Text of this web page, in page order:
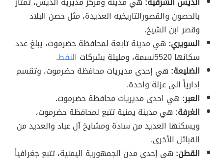
بالحصون والقصورالتاريخيه العديدة، مثل حصن البلاد
وقصر ابن الشيخ.
السويري: هي مدينة تابعة لمحافظة حضرموت، يبلغ عدد
سكانها 5520نسمة، ومليئة بشركات
النفط.
الضليعة: هي إحدى مديريات محافظة حضرموت، وتقسم
إدارياً الى عزلة واحدة.
العبر: هي احدى مديريات محافظة حضرموت.
الغرفة: هي مدينة يمنية تتبع لمحافظة حضرموت،
ويسكنها العديد من سادة ومشايخ آل عباد والعديد من
القبائل الأخرى.
القطن: هي إحدى مدن الجمهورية اليمنية، تتبع جغرافياً